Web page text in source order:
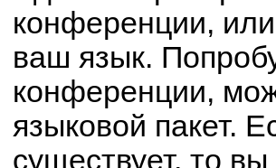
конференции,
ваш язык.
конференции,
языковой пакет.
существует, то